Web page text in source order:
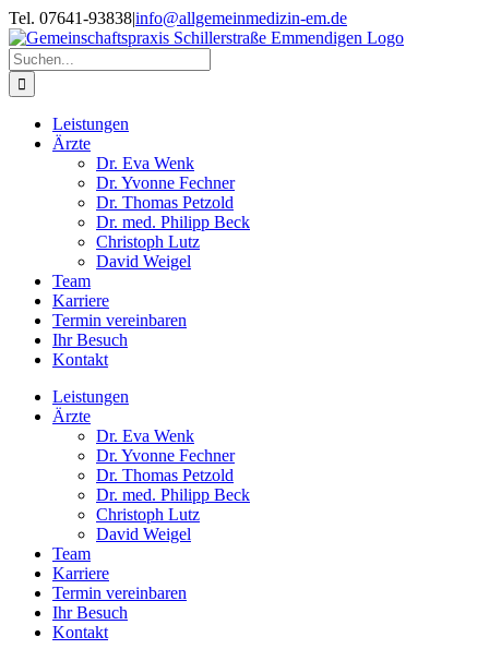
Zum
Inhalt
springen
Tel. 07641-93838|info@allgemeinmedizin-em.de
Suche
nach:
Leistungen
Ärzte
Dr. Eva Wenk
Dr. Yvonne Fechner
Dr. Thomas Petzold
Dr. med. Philipp Beck
Christoph Lutz
David Weigel
Team
Karriere
Termin vereinbaren
Ihr Besuch
Kontakt
Leistungen
Ärzte
Dr. Eva Wenk
Dr. Yvonne Fechner
Dr. Thomas Petzold
Dr. med. Philipp Beck
Christoph Lutz
David Weigel
Team
Karriere
Termin vereinbaren
Ihr Besuch
Kontakt